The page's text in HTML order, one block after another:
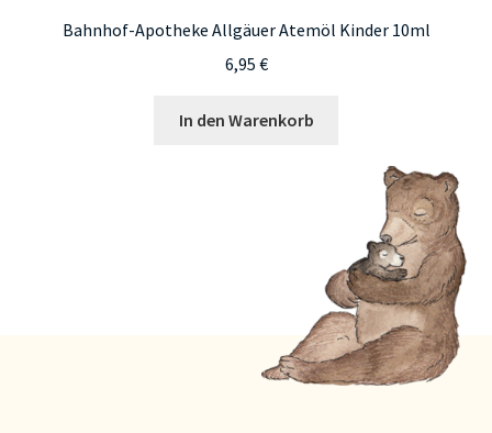
Bahnhof-Apotheke Allgäuer Atemöl Kinder 10ml
6,95 €
In den Warenkorb